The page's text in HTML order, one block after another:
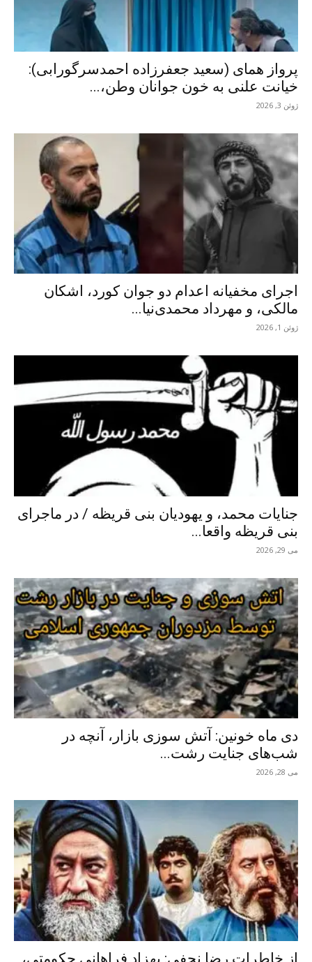
پرواز همای (سعید جعفرزاده احمدسرگورابی):
خیانت علنی به خون جوانان وطن،...
ژوئن 3, 2026
اجرای مخفیانه اعدام دو جوان کورد، اشکان
مالکی، و مهرداد محمدی‌نیا...
ژوئن 1, 2026
جنایات محمد، و یهودیان بنی قریظه / در ماجرای
بنی قریظه واقعا...
می 29, 2026
دی ماه خونین: آتش سوزی بازار، آنچه در
شب‌های جنایت رشت...
می 28, 2026
از خاطرات رضا نجفی: بهزاد فراهانی حکومتی،